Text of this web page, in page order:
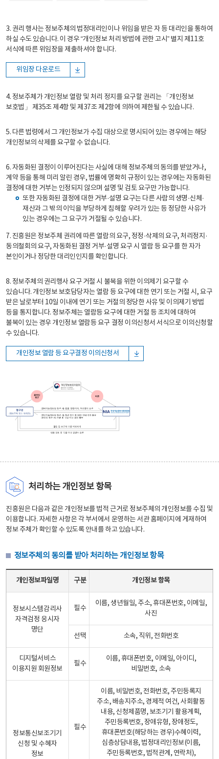
3. 권리 행사는 정보주체의 법정대리인이나 위임을 받은 자 등 대리인을 통하여
하실 수도 있습니다. 이 경우 “개인정보 처리 방법에 관한 고시” 별지 제11호
서식에 따른 위임장을 제출하셔야 합니다.
위임장 다운로드
4. 정보주체가 개인정보 열람 및 처리 정지를 요구할 권리는 「개인정보
보호법」 제35조 제4항 및 제37조 제2항에 의하여 제한될 수 있습니다.
5. 다른 법령에서 그 개인정보가 수집 대상으로 명시되어 있는 경우에는 해당
개인정보의 삭제를 요구할 수 없습니다.
6. 자동화된 결정이 이루어진다는 사실에 대해 정보주체의 동의를 받았거나,
계약 등을 통해 미리 알린 경우, 법률에 명확히 규정이 있는 경우에는 자동화된
결정에 대한 거부는 인정되지 않으며 설명 및 검토 요구만 가능합니다.
또한 자동화된 결정에 대한 거부·설명 요구는 다른 사람의 생명·신체·
재산과 그 밖의 이익을 부당하게 침해할 우려가 있는 등 정당한 사유가
있는 경우에는 그 요구가 거절될 수 있습니다.
7. 진흥원은 정보주체 권리에 따른 열람의 요구, 정정·삭제의 요구, 처리정지·
동의철회의 요구, 자동화된 결정 거부·설명 요구 시 열람 등 요구를 한 자가
본인이거나 정당한 대리인인지를 확인합니다.
8. 정보주체의 권리행사 요구 거절 시 불복을 위한 이의제기 요구할 수
있습니다. 개인정보 보호담당자는 열람 등 요구에 대한 연기 또는 거절 시, 요구
받은 날로부터 10일 이내에 연기 또는 거절의 정당한 사유 및 이의제기 방법
등을 통지합니다. 정보주체는 열람등 요구에 대한 거절 등 조치에 대하여
불복이 있는 경우 개인정보 열람등 요구 결정 이의신청서 서식으로 이의신청할
수 있습니다.
개인정보 열람 등 요구결정 이의신청서
처리하는 개인정보 항목
진흥원은 다음과 같은 개인정보를 법적 근거로 정보주체의 개인정보를 수집 및
이용합니다. 자세한 사항은 각 부서에서 운영하는 서관 홈페이지에 게재하여
정보 주체가 확인할 수 있도록 안내를 하고 있습니다.
정보주체의 동의를 받아 처리하는 개인정보 항목
개인정보파일명 구분 개인정보 항목
정보시스템감리사
자격검정 응시자
명단
필수
이름, 생년월일, 주소, 휴대폰번호, 이메일,
사진
선택 소속, 직위, 전화번호
디지털서비스
이용지원 회원정보
필수
이름, 휴대폰번호, 이메일, 아이디,
비밀번호, 소속
정보통신보조기기
신청 및 수혜자
정보
필수
이름, 비밀번호, 전화번호, 주민등록지
주소, 배송지주소, 경제적 여건, 사회활동
내용, 신청제품명, 보조기기 활용계획,
주민등록번호, 장애유형, 장애정도,
휴대폰번호(해당하는 경우)수혜이력,
심층상담내용, 법정대리인정보(이름,
주민등록번호, 법적관계, 연락처),